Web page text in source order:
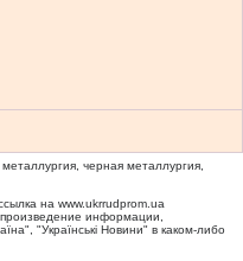
черная металлургия,
на www.ukrrudprom.ua
информации,
"Українськi Новини" в каком-либо